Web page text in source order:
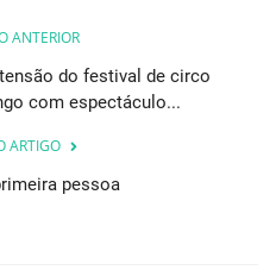
ANTERIOR
do festival de circo
com espectáculo...
ARTIGO
pessoa